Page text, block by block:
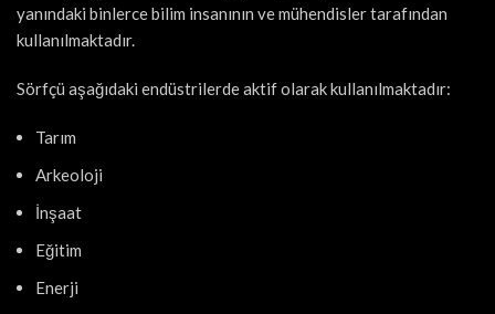
yanındaki binlerce bilim insanının ve mühendisler tarafından
kullanılmaktadır.
Sörfçü aşağıdaki endüstrilerde aktif olarak kullanılmaktadır:
Tarım
Arkeoloji
İnşaat
Eğitim
Enerji